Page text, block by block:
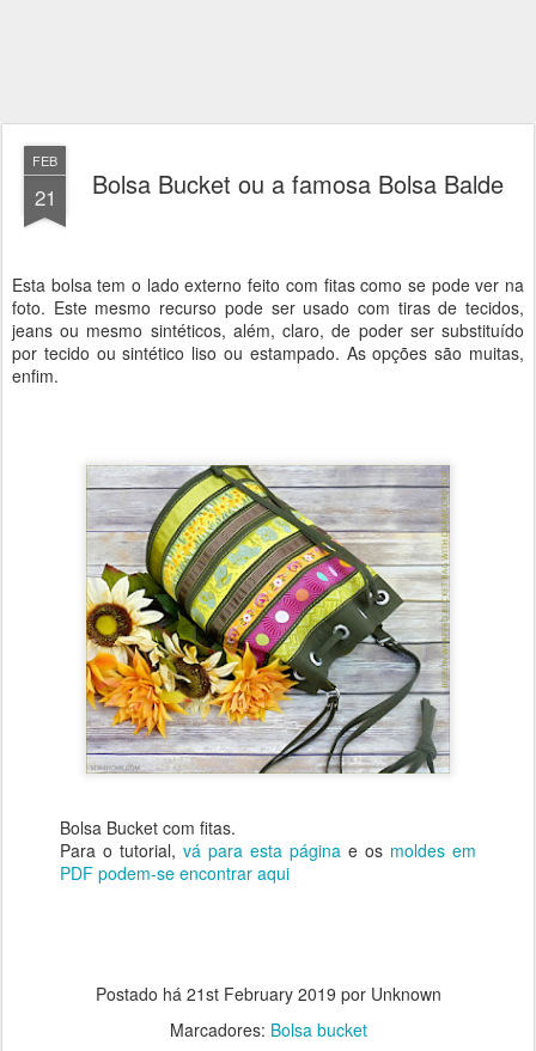
FEB
21 Bolsa Bucket ou a famosa Bolsa Balde
Esta bolsa tem o lado externo feito com fitas como se pode ver na
foto. Este mesmo recurso pode ser usado com tiras de tecidos,
jeans ou mesmo sintéticos, além, claro, de poder ser substituído
por tecido ou sintético liso ou estampado. As opções são muitas,
enfim.
Bolsa Bucket com fitas.
Para o tutorial, vá para esta página e os moldes em
PDF podem-se encontrar aqui
Postado há 21st February 2019 por Unknown
Marcadores: Bolsa bucket